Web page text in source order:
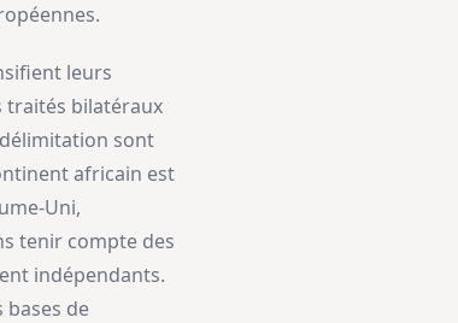
leurs
traités bilatéraux
sont
africain est
Uni,
tenir compte des
indépendants.
bases de